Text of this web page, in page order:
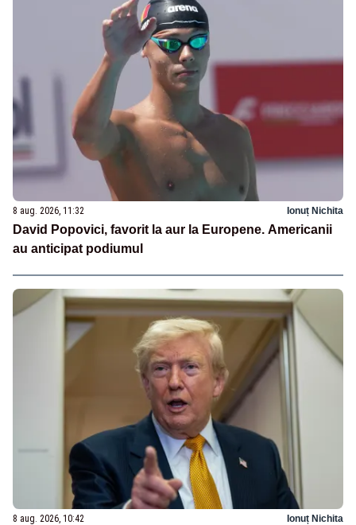
8 aug. 2026, 11:32 Ionuț Nichita
David Popovici, favorit la aur la Europene. Americanii
au anticipat podiumul
8 aug. 2026, 10:42 Ionuț Nichita